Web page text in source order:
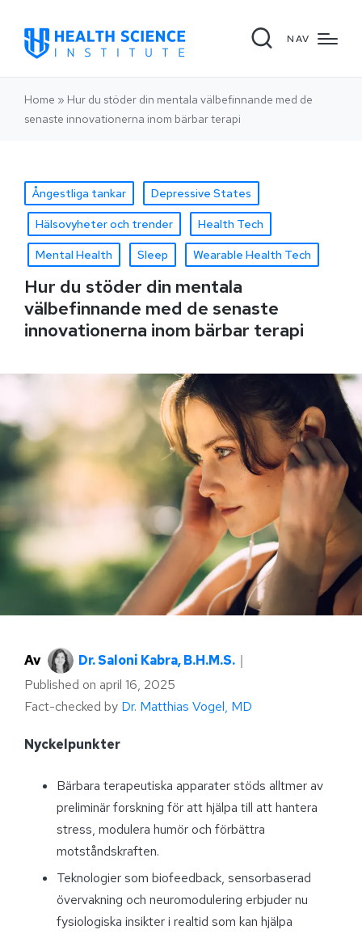
NAV
Home » Hur du stöder din mentala välbefinnande med de
senaste innovationerna inom bärbar terapi
Ångestliga tankar Depressive States
Hälsovyheter och trender Health Tech
Mental Health Sleep Wearable Health Tech
Hur du stöder din mentala
välbefinnande med de senaste
innovationerna inom bärbar terapi
Av Dr. Saloni Kabra, B.H.M.S. ｜
Published on april 16, 2025
Fact-checked by Dr. Matthias Vogel, MD
Nyckelpunkter
Bärbara terapeutiska apparater stöds alltmer av
preliminär forskning för att hjälpa till att hantera
stress, modulera humör och förbättra
motståndskraften.
Teknologier som biofeedback, sensorbaserad
övervakning och neuromodulering erbjuder nu
fysiologiska insikter i realtid som kan hjälpa